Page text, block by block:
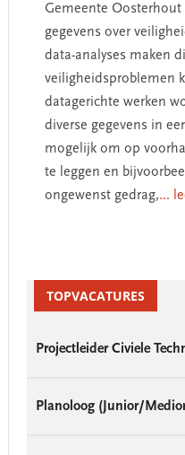
Gemeente Oosterhout
gegevens over
data-analyses maken
veiligheidsproblemen
datagerichte werken
diverse gegevens in
mogelijk om op
te leggen en
ongewenst gedrag,...
SidebarTOPVACATURES
Projectleider Civiele
Planoloog (Junior/